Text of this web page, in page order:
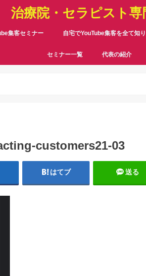
治療院・セラピスト
集客セミナー 自宅でYouTube集客を全て知
セミナー一覧 代表の紹介
customers21-03
はてブ 送る